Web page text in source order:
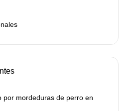
por mordeduras de perro en